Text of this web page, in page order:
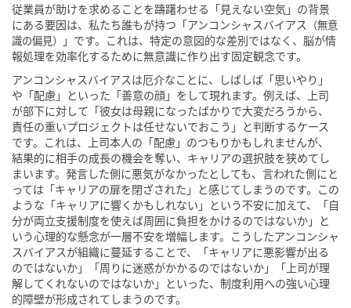
従業員が助けを求めることを躊躇わせる「見えない空気」の背景
にある要因は、私たち誰もが持つ「アンコンシャスバイアス （無意
識の偏見）
」です。これは、特定の意図的な差別ではなく、脳が情
報処理を効率化するために無意識に作り出す固定観念です。
アンコンシャスバイアスは厄介なことに、しばしば「思いやり」
や「配慮」といった「善意の顔」をして現れます。例えば、上司
が部下に対して「彼女は母親になったばかりで大変だろうから、
責任の重いプロジェクトは任せないでおこう」と判断するケース
です。これは、上司本人の「配慮」のつもりかもしれませんが、
結果的に相手の成長の機会を奪い、キャリアの選択肢を狭めてし
まいます。発言した側に悪気がなかったとしても、言われた側にと
っては「キャリアの扉を閉ざされた」と感じてしまうのです。この
ような「キャリアに響くかもしれない」という不安に加えて、「自
分が両立支援制度を使えば周囲に負担をかけるのではないか」と
いう心理的な懸念が一層不安を増幅します。こうしたアンコンシャ
スバイアスが組織に蔓延することで、「キャリアに悪影響が出る
のではないか」「周りに迷惑がかかるのではないか」「上司が理
解してくれないのではないか」といった、制度利用への強い心理
的障壁が形成されてしまうのです。